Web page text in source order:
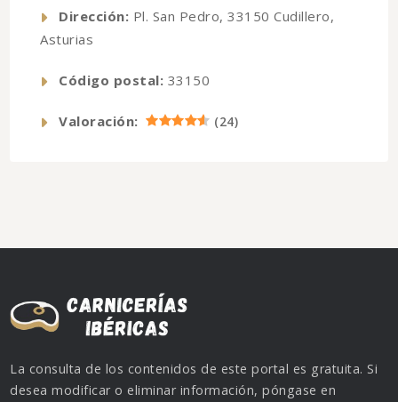
Dirección: Pl. San Pedro, 33150 Cudillero,
Asturias
Código postal: 33150
Valoración: (24)
La consulta de los contenidos de este portal es gratuita. Si
desea modificar o eliminar información, póngase en